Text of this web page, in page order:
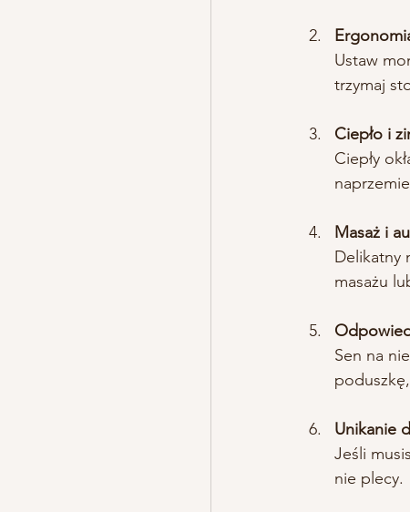
Ustaw
trzymaj
Ciepło i
Ciepły
Masaż i
Delikatny
masażu
Sen na
Unikanie
Jeśli
nie plecy.